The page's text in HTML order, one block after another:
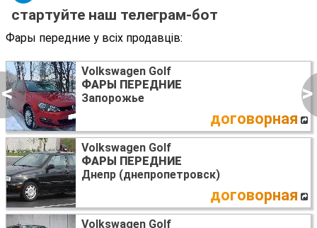
< >
стартуйте наш телеграм-бот
Фары передние у всіх продавців:
Volkswagen Golf
ФАРЫ ПЕРЕДНИЕ
Запорожье
договорная
Volkswagen Golf
ФАРЫ ПЕРЕДНИЕ
Днепр (днепропетровск)
договорная
Volkswagen Golf